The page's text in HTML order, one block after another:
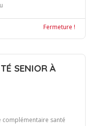
Fermeture !
SENIOR À
complémentaire santé